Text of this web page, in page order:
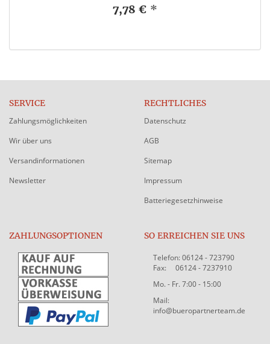
7,78 € *
SERVICE
Zahlungsmöglichkeiten
Wir über uns
Versandinformationen
Newsletter
RECHTLICHES
Datenschutz
AGB
Sitemap
Impressum
Batteriegesetzhinweise
ZAHLUNGSOPTIONEN SO ERREICHEN SIE UNS
Telefon: 06124 - 723790
Fax: 06124 - 7237910
Mo. - Fr. 7:00 - 15:00
Mail:
info@bueropartnerteam.de